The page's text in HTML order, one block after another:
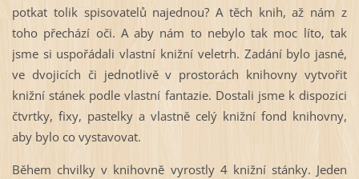
potkat tolik spisovatelů najednou? A těch knih, až nám z
toho přechází oči. A aby nám to nebylo tak moc líto, tak
jsme si uspořádali vlastní knižní veletrh. Zadání bylo jasné,
ve dvojicích či jednotlivě v prostorách knihovny vytvořit
knižní stánek podle vlastní fantazie. Dostali jsme k dispozici
čtvrtky, fixy, pastelky a vlastně celý knižní fond knihovny,
aby bylo co vystavovat.
Během chvilky v knihovně vyrostly 4 knižní stánky. Jeden